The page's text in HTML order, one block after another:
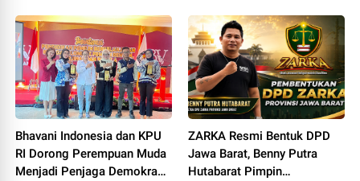
Bhavani Indonesia dan KPU
RI Dorong Perempuan Muda
Menjadi Penjaga Demokrasi
ZARKA Resmi Bentuk DPD
Jawa Barat, Benny Putra
Hutabarat Pimpin